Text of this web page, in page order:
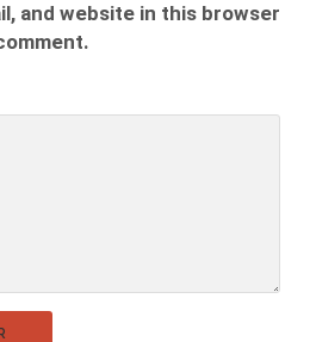
and website in this browser